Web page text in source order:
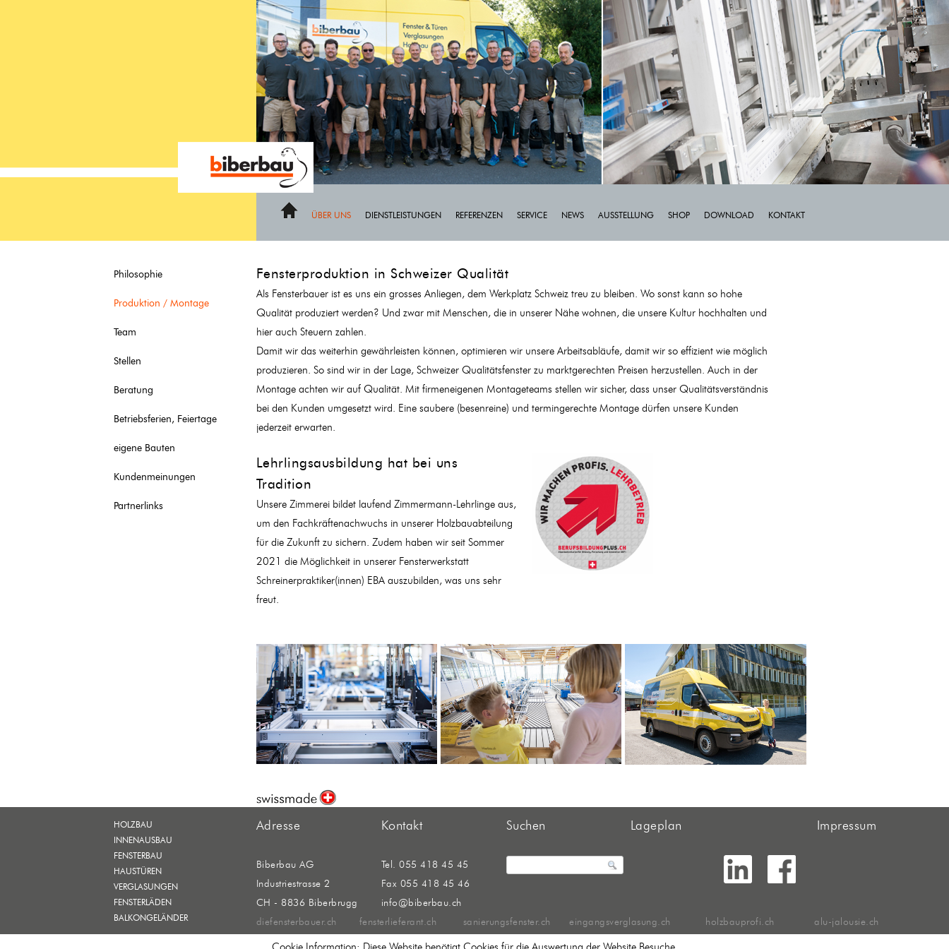
Home ÜBER UNS DIENSTLEISTUNGEN REFERENZEN SERVICE NEWS AUSSTELLUNG SHOP DOWNLOAD KONTAKT
Philosophie
Produktion / Montage
Team
Stellen
Beratung
Betriebsferien, Feiertage
eigene Bauten
Kundenmeinungen
Partnerlinks
Fensterproduktion in Schweizer Qualität
Als Fensterbauer ist es uns ein grosses Anliegen, dem Werkplatz Schweiz treu zu bleiben. Wo sonst kann so hohe
Qualität produziert werden? Und zwar mit Menschen, die in unserer Nähe wohnen, die unsere Kultur hochhalten und
hier auch Steuern zahlen.
Damit wir das weiterhin gewährleisten können, optimieren wir unsere Arbeitsabläufe, damit wir so effizient wie möglich
produzieren. So sind wir in der Lage, Schweizer Qualitätsfenster zu marktgerechten Preisen herzustellen. Auch in der
Montage achten wir auf Qualität. Mit firmeneigenen Montageteams stellen wir sicher, dass unser Qualitätsverständnis
bei den Kunden umgesetzt wird. Eine saubere (besenreine) und termingerechte Montage dürfen unsere Kunden
jederzeit erwarten.
Lehrlingsausbildung hat bei uns
Tradition
Unsere Zimmerei bildet laufend Zimmermann-Lehrlinge aus,
um den Fachkräftenachwuchs in unserer Holzbauabteilung
für die Zukunft zu sichern. Zudem haben wir seit Sommer
2021 die Möglichkeit in unserer Fensterwerkstatt
Schreinerpraktiker(innen) EBA auszubilden, was uns sehr
freut.
HOLZBAU
INNENAUSBAU
FENSTERBAU
HAUSTÜREN
VERGLASUNGEN
FENSTERLÄDEN
BALKONGELÄNDER
Adresse
Biberbau AG
Industriestrasse 2
CH - 8836 Biberbrugg
Kontakt
Tel. 055 418 45 45
Fax 055 418 45 46
info@biberbau.ch
Suchen Lageplan Impressum
diefensterbauer.ch fensterlieferant.ch sanierungsfenster.ch eingangsverglasung.ch holzbauprofi.ch alu-jalousie.ch